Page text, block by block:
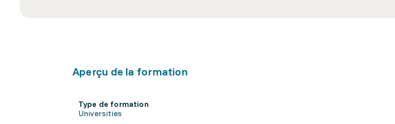
Aperçu de la formation
Type de formation
Universities